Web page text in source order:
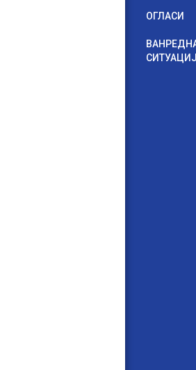
ОГЛАСИ